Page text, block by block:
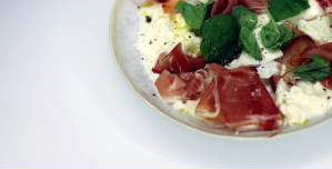
TV Program